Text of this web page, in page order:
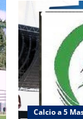
Calcio a 5